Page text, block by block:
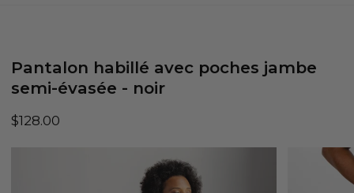
Pantalon habillé avec poches jambe
semi-évasée - noir
$128.00